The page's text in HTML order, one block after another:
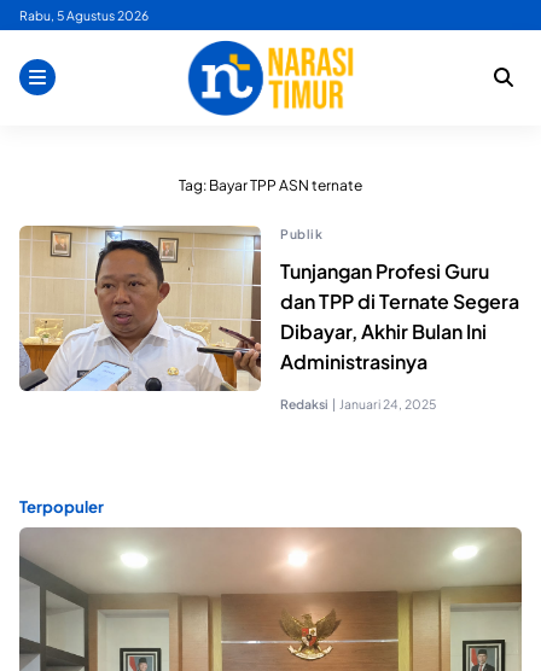
Skip
content
Rabu, 5 Agustus 2026
Tag: Bayar TPP ASN ternate
Publik
Tunjangan Profesi Guru
dan TPP di Ternate Segera
Dibayar, Akhir Bulan Ini
Administrasinya
Redaksi | Januari 24, 2025
Terpopuler